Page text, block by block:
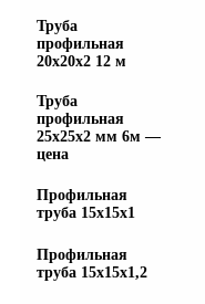
Труба
профильная
20х20х2 12 м
Труба
профильная
25х25х2 мм 6м —
цена
Профильная
труба 15х15х1
Профильная
труба 15х15х1,2